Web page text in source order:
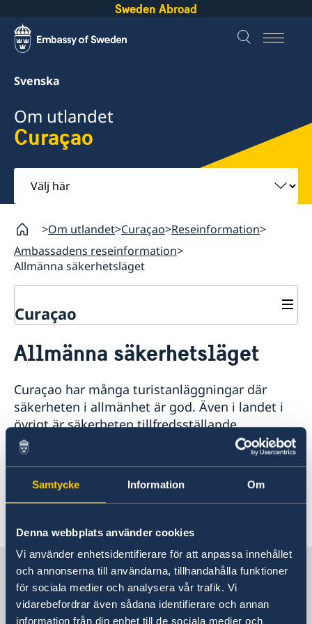
Samtycke Information Om
Denna webbplats använder cookies
Vi använder enhetsidentifierare för att anpassa innehållet
och annonserna till användarna, tillhandahålla funktioner
för sociala medier och analysera vår trafik. Vi
vidarebefordrar även sådana identifierare och annan
information från din enhet till de sociala medier och
Sweden Abroad
Svenska
Om utlandet
Curaçao
Välj
här
Om utlandet Curaçao Reseinformation
Ambassadens reseinformation
Allmänna säkerhetsläget
Curaçao
Hjälp till svenskar i Curacao
Akut hjälp
Pass utomlands
Anmäl din utlandsvistelse
Ambassadens reseinformation
Aktuella händelser
Allmänna säkerhetsläget
Terrorism
Naturförhållanden och katastrofer
In- och utresebestämmelser
Hälso- och sjukvård
Kriminalitet och personlig säkerhet
Resa i landet
Försäkringsskydd
Övriga upplysningar
Allmänna säkerhetsläget
Curaçao har många turistanläggningar där
säkerheten i allmänhet är god. Även i landet i
övrigt är säkerheten tillfredsställande.
Man bör vara alert när man befinner sig i
folkmängder - ficktjuvar opererar snabbt.
Sverige i Curaçao
Konsulatet i Willemstad har begränsade